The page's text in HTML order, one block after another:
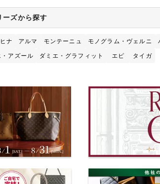
ズから探す
ナ アルマ モンテーニュ モノグラム・ヴェルニ
・アズール ダミエ・グラフィット エピ タイガ